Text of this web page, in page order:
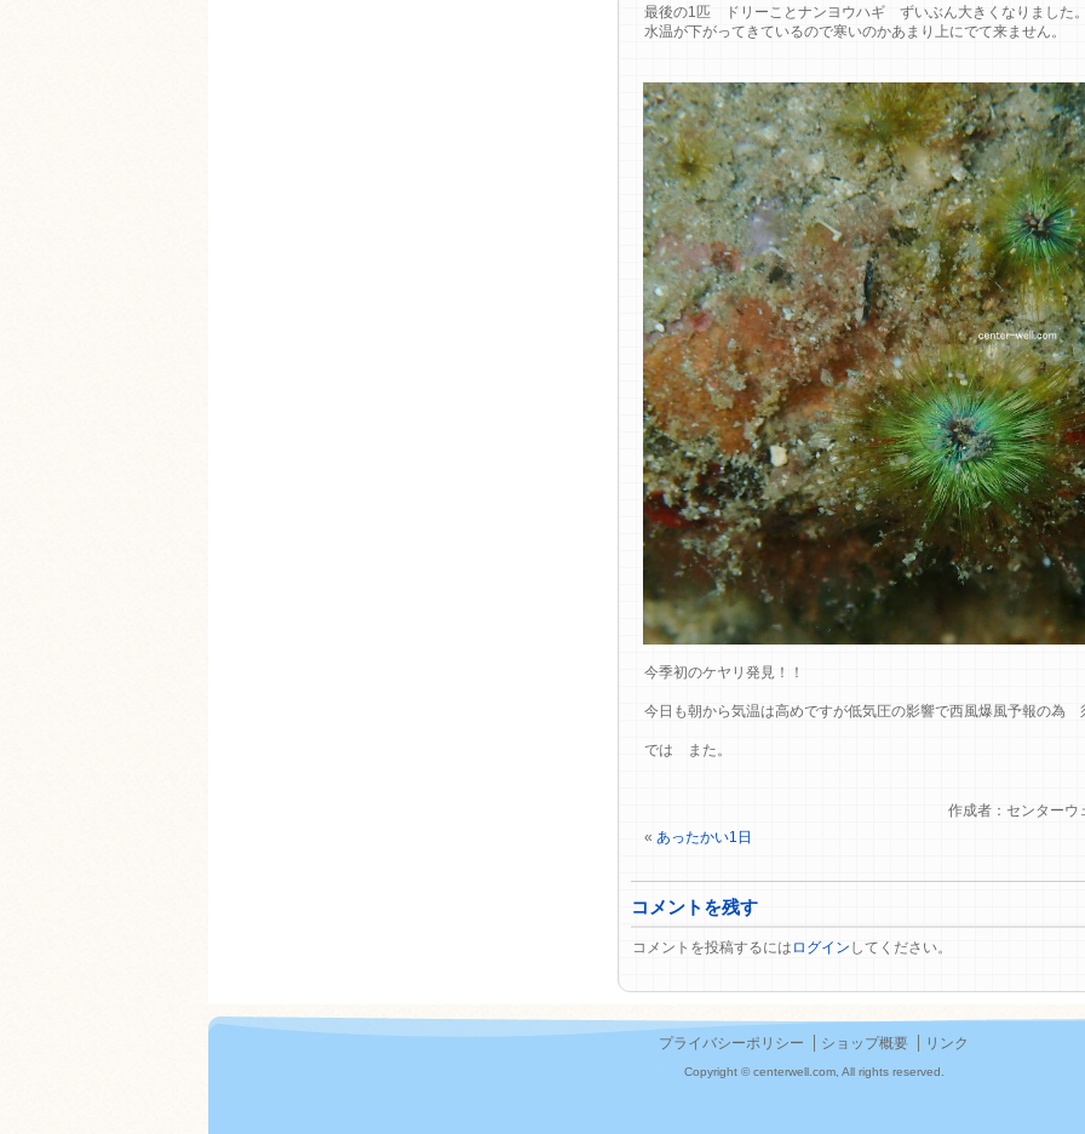
最後の1匹 ドリーことナンヨウハギ ずいぶん大きくなりました
水温が下がってきているので寒いのかあまり上にでて来ません。
今季初のケヤリ発見！！
今日も朝から気温は高めですが低気圧の影響で西風爆風予報の為
では また。
作成者：センターウ
«あったかい1日
コメントを残す
コメントを投稿するには ログイン してください。
プライバシーポリシー ショップ概要 リンク
Copyright © centerwell.com, All rights reserved.